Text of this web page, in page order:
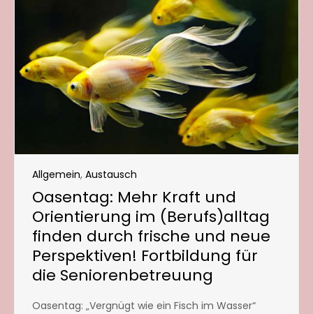
Allgemein, Austausch
Oasentag: Mehr Kraft und
Orientierung im (Berufs)alltag
finden durch frische und neue
Perspektiven! Fortbildung für
die Seniorenbetreuung
Oasentag: „Vergnügt wie ein Fisch im Wasser“